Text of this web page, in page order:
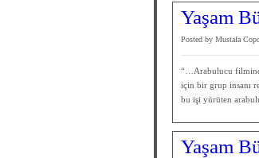
Yaşam
Posted by Mustafa
“…Arabulucu
için bir grup insanı
bu işi yürüten
Yaşam